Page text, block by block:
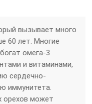
вызывает много
60 лет. Многие
омега-3
и витаминами,
сердечно-
иммунитета.
орехов может